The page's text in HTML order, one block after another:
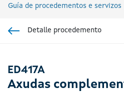
Guía de procedementos e servizos
Detalle procedemento
ED417A
Axudas